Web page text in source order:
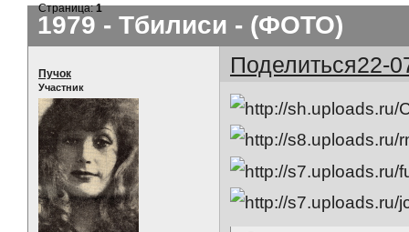
1979 - Тбилиси - (ФОТО)
Страница:1
Поделиться22-
Пучок
Участник